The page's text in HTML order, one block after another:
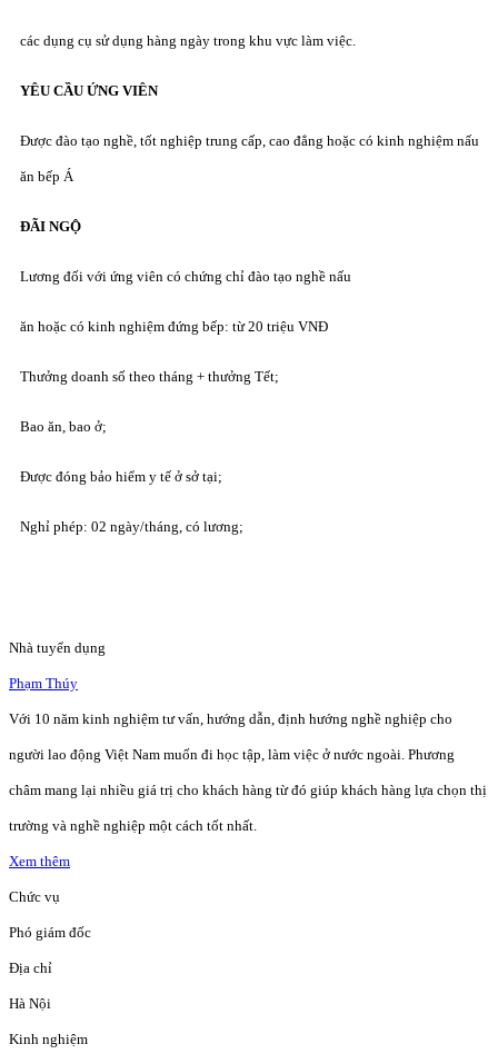
các dụng cụ sử dụng hàng ngày trong khu vực làm việc.
YÊU CẦU ỨNG VIÊN
Được đào tạo nghề, tốt nghiệp trung cấp, cao đẳng hoặc có kinh nghiệm nấu
ăn bếp Á
ĐÃI NGỘ
Lương đối với ứng viên có chứng chỉ đào tạo nghề nấu
ăn hoặc có kinh nghiệm đứng bếp: từ 20 triệu VNĐ
Thưởng doanh số theo tháng + thưởng Tết;
Bao ăn, bao ở;
Được đóng bảo hiểm y tế ở sở tại;
Nghỉ phép: 02 ngày/tháng, có lương;
Nhà tuyển dụng
Phạm Thúy
Với 10 năm kinh nghiệm tư vấn, hướng dẫn, định hướng nghề nghiệp cho
người lao động Việt Nam muốn đi học tập, làm việc ở nước ngoài. Phương
châm mang lại nhiều giá trị cho khách hàng từ đó giúp khách hàng lựa chọn thị
trường và nghề nghiệp một cách tốt nhất.
Xem thêm
Chức vụ
Phó giám đốc
Địa chỉ
Hà Nội
Kinh nghiệm